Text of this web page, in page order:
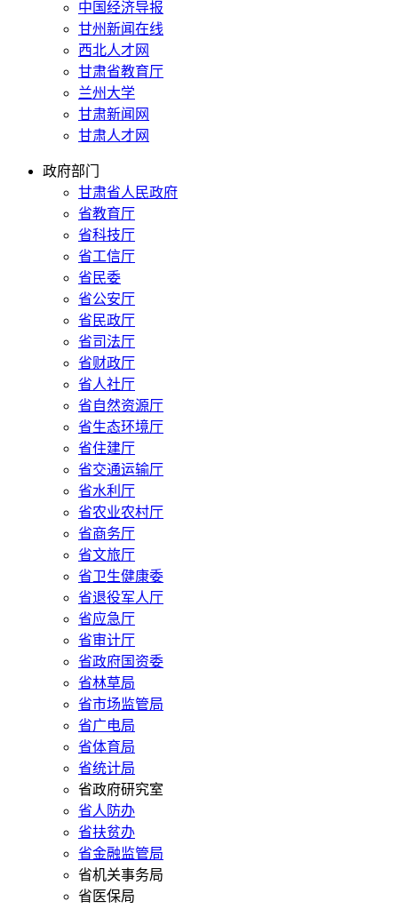
中国经济导报
甘州新闻在线
西北人才网
甘肃省教育厅
兰州大学
甘肃新闻网
甘肃人才网
政府部门
甘肃省人民政府
省教育厅
省科技厅
省工信厅
省民委
省公安厅
省民政厅
省司法厅
省财政厅
省人社厅
省自然资源厅
省生态环境厅
省住建厅
省交通运输厅
省水利厅
省农业农村厅
省商务厅
省文旅厅
省卫生健康委
省退役军人厅
省应急厅
省审计厅
省政府国资委
省林草局
省市场监管局
省广电局
省体育局
省统计局
省政府研究室
省人防办
省扶贫办
省金融监管局
省机关事务局
省医保局